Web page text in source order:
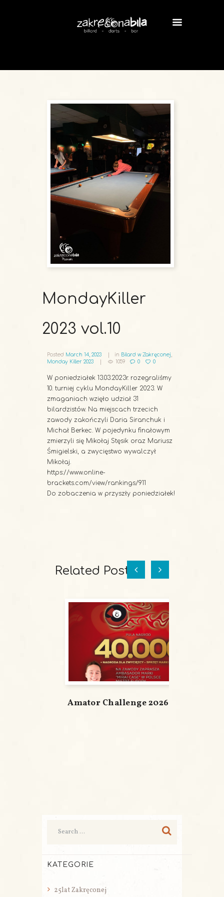
MondayKiller
2023 vol.10
Posted March 14, 2023 in Bilard w Zakręconej
Monday Killer 2023
1059 0 0
W poniedziałek 13.03.2023r. rozegraliśmy
10. turniej cyklu MondayKiller 2023. W
zmaganiach wzięło udział 31
bilardzistów. Na miejscach trzecich
zawody zakończyli Daria Siranchuk i
Michał Berkec. W pojedynku finałowym
zmierzyli się Mikołaj Stęsik oraz Mariusz
Śmigielski, a zwycięstwo wywalczył
Mikołaj.
https://www.online-
brackets.com/view/rankings/911
Do zobaczenia w przyszły poniedziałek!
Related Posts
Amator Challenge 2026
KATEGORIE
25lat Zakręconej